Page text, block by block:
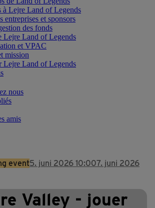
à Lejre Land of Legends
entreprises et sponsors
des fonds
Lejre Land of Legends
et VPAC
mission
Lejre Land of Legends
nous
amis
event5. juni 2026 10:007. juni 2026
Valley - jouer